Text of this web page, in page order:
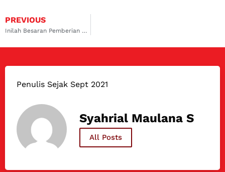
PREVIOUS
Inilah Besaran Pemberian Insentif Mobil Hybrid yang Disiapkan Pemerintah
Penulis Sejak Sept 2021
Syahrial Maulana S
All Posts